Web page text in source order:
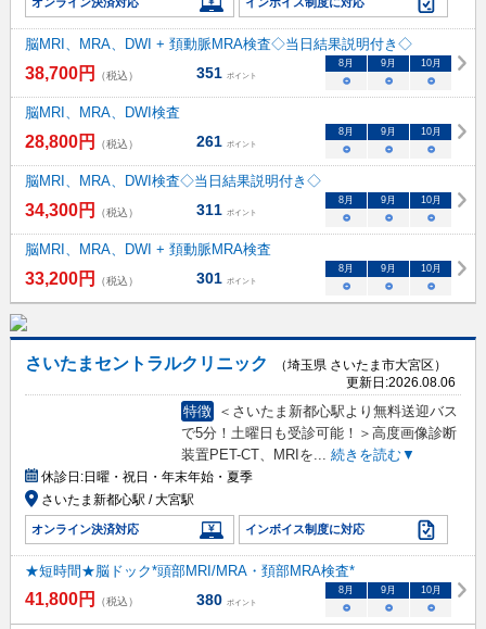
脳MRI、MRA、DWI + 頚動脈MRA検査◇当日結果説明付き◇
38,700円 （税込） 351 ポイント
8月 9月 10月
○ ○ ○
脳MRI、MRA、DWI検査
28,800円 （税込） 261 ポイント
8月 9月 10月
○ ○ ○
脳MRI、MRA、DWI検査◇当日結果説明付き◇
34,300円 （税込） 311 ポイント
8月 9月 10月
○ ○ ○
脳MRI、MRA、DWI + 頚動脈MRA検査
33,200円 （税込） 301 ポイント
8月 9月 10月
○ ○ ○
さいたまセントラルクリニック
（埼玉県 さいたま市大宮区）
更新日:2026.08.06
特徴
＜さいたま新都心駅より無料送迎バス
で5分！土曜日も受診可能！＞高度画像診断
装置PET-CT、MRIを
続きを読む▼
休診日:日曜・祝日・年末年始・夏季
さいたま新都心駅 / 大宮駅
オンライン決済対応 インボイス制度に対応
★短時間★脳ドック*頭部MRI/MRA・頚部MRA検査*
41,800円 （税込） 380 ポイント
8 月 9 月 10月
○ ○ ○